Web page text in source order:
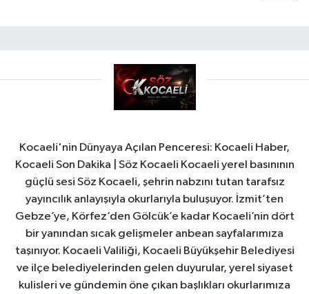
Kocaeli'nin Dünyaya Açılan Penceresi: Kocaeli Haber,
Kocaeli Son Dakika | Söz Kocaeli Kocaeli yerel basınının
güçlü sesi Söz Kocaeli, şehrin nabzını tutan tarafsız
yayıncılık anlayışıyla okurlarıyla buluşuyor. İzmit’ten
Gebze’ye, Körfez’den Gölcük’e kadar Kocaeli’nin dört
bir yanından sıcak gelişmeler anbean sayfalarımıza
taşınıyor. Kocaeli Valiliği, Kocaeli Büyükşehir Belediyesi
ve ilçe belediyelerinden gelen duyurular, yerel siyaset
kulisleri ve gündemin öne çıkan başlıkları okurlarımıza